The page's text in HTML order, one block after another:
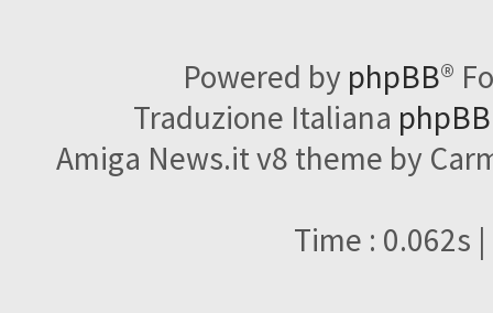
Powered by phpBB®
Traduzione Italiana
Amiga News.it v8 theme by
Time : 0.062s